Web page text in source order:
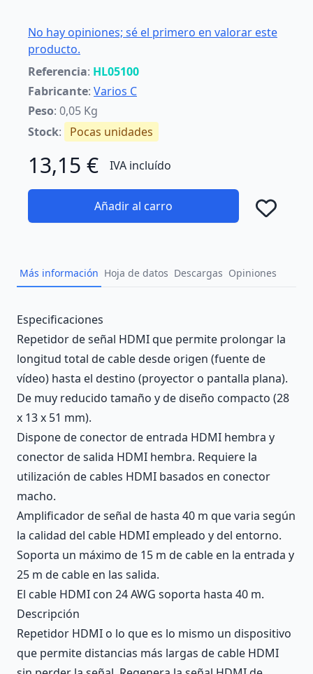
No hay opiniones; sé el primero en valorar este
producto.
Referencia: HL05100
Fabricante: Varios C
Peso: 0,05 Kg
Stock: Pocas unidades
13,15 € IVA incluído
Añadir al carro
Más información Hoja de datos Descargas Opiniones
Description
Especificaciones
Repetidor de señal HDMI que permite prolongar la
longitud total de cable desde origen (fuente de
vídeo) hasta el destino (proyector o pantalla plana).
De muy reducido tamaño y de diseño compacto (28
x 13 x 51 mm).
Dispone de conector de entrada HDMI hembra y
conector de salida HDMI hembra. Requiere la
utilización de cables HDMI basados en conector
macho.
Amplificador de señal de hasta 40 m que varia según
la calidad del cable HDMI empleado y del entorno.
Soporta un máximo de 15 m de cable en la entrada y
25 m de cable en las salida.
El cable HDMI con 24 AWG soporta hasta 40 m.
Descripción
Repetidor HDMI o lo que es lo mismo un dispositivo
que permite distancias más largas de cable HDMI